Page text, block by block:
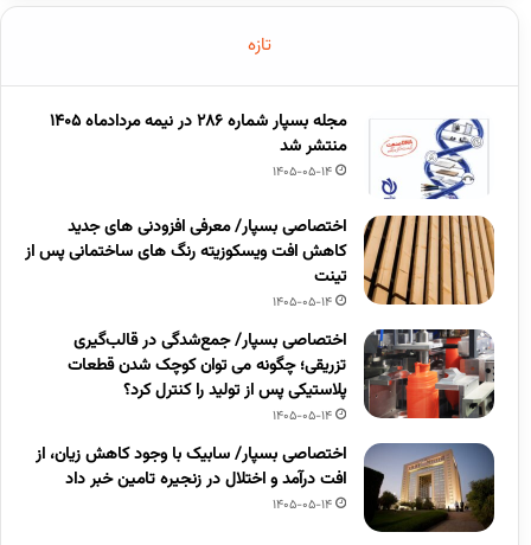
تازه
مجله بسپار شماره 286 در نیمه مردادماه 1405
منتشر شد
1405-05-14
اختصاصی بسپار/ معرفی افزودنی های جدید
کاهش افت ویسکوزیته رنگ های ساختمانی پس از
تینت
1405-05-14
اختصاصی بسپار/ جمع‌شدگی در قالب‌گیری
تزریقی؛ چگونه می توان کوچک شدن قطعات
پلاستیکی پس از تولید را کنترل کرد؟
1405-05-14
اختصاصی بسپار/ سابیک با وجود کاهش زیان، از
افت درآمد و اختلال در زنجیره تامین خبر داد
1405-05-14